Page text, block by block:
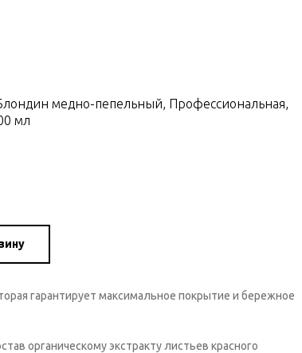
медно-пепельный, Профессиональная,
мл
гарантирует максимальное покрытие и бережное
органическому экстракту листьев красного